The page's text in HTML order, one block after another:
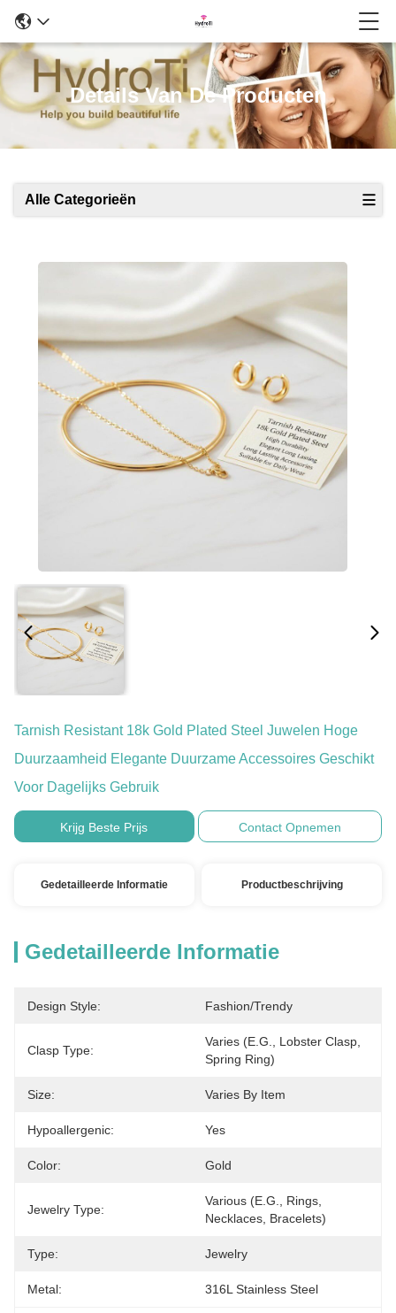
Details Van De Producten
Alle Categorieën
Tarnish Resistant 18k Gold Plated Steel Juwelen Hoge
Duurzaamheid Elegante Duurzame Accessoires Geschikt
Voor Dagelijks Gebruik
Krijg Beste Prijs Contact Opnemen
Gedetailleerde Informatie Productbeschrijving
Gedetailleerde Informatie
Design Style: Fashion/Trendy
Clasp Type:
Varies (e.g., Lobster Clasp,
Spring Ring)
Size: Varies By Item
Hypoallergenic: Yes
Color: Gold
Jewelry Type:
Various (e.g., Rings,
Necklaces, Bracelets)
Type: Jewelry
Metal: 316L Stainless Steel